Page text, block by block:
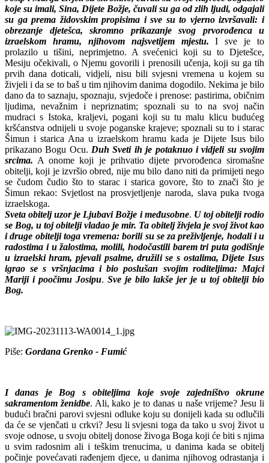
koje su imali, Sina, Dijete Božje, čuvali su ga od zlih ljudi, odgajali
su ga prema židovskim propisima i sve su to vjerno izvršavali: i
obrezanje djetešca, skromno prikazanje svog prvorođenca u
izraelskom hramu, njihovom najsvetijem mjestu.
I sve je to
prolazilo u tišini, neprimjetno. A svećenici koji su to Djetešce,
Mesiju očekivali, o Njemu govorili i prenosili učenja, koji su ga tih
prvih dana doticali, vidjeli, nisu bili svjesni vremena u kojem su
živjeli i da se to baš u tim njihovim danima dogodilo. Nekima je bilo
dano da to saznaju, spoznaju, svjedoče i prenose: pastirima, običnim
ljudima, nevažnim i nepriznatim; spoznali su to na svoj način
mudraci s Istoka, kraljevi, pogani koji su tu malu klicu budućeg
kršćanstva odnijeli u svoje poganske krajeve; spoznali su to i starac
Šimun i starica Ana u izraelskom hramu kada je Dijete Isus bilo
prikazano Bogu Ocu. Duh Sveti ih je potaknuo i vidjeli su svojim
srcima. A onome koji je prihvatio dijete prvorođenca siromašne
obitelji, koji je izvršio obred, nije mu bilo dano niti da primijeti nego
se čudom čudio što to starac i starica govore, što to znači što je
Šimun rekao: Svjetlost na prosvjetljenje naroda, slava puka tvoga
izraelskoga.
Sveta obitelj uzor je Ljubavi Božje i međusobne. U toj obitelji rodio
se Bog, u toj obitelji vladao je mir. Ta obitelj živjela je svoj život kao
i druge obitelji toga vremena: borili su se za preživljenje, hodali i u
radostima i u žalostima, molili, hodočastili barem tri puta godišnje
u izraelski hram, pjevali psalme, družili se s ostalima, Dijete Isus
igrao se s vršnjacima i bio poslušan svojim roditeljima: Majci
Mariji i poočimu Josipu. Sve je bilo lakše jer je u toj obitelji bio
Bog.
Piše: Gordana Grenko - Fumić
I danas je Bog s obiteljima koje svoje zajedništvo okrune
sakramentom ženidbe. Ali, kako je to danas u naše vrijeme? Jesu li
budući bračni parovi svjesni odluke koju su donijeli kada su odlučili
da će se vjenčati u crkvi? Jesu li svjesni toga da tako u svoj život u
svoje odnose, u svoju obitelj donose živoga Boga koji će biti s njima
u svim radosnim ali i teškim trenucima, u danima kada se obitelj
počinje povećavati rađenjem djece, u danima njihovog odrastanja i